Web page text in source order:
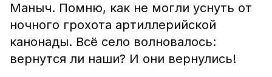
Маныч. Помню, как не могли уснуть от
ночного грохота артиллерийской
канонады. Всё село волновалось:
вернутся ли наши? И они вернулись!